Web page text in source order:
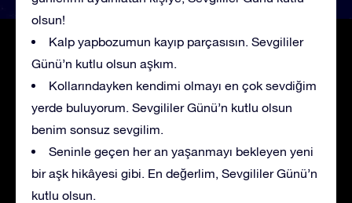
olsun!
Kalp yapbozumun kayıp parçasısın. Sevgililer
Günü’n kutlu olsun aşkım.
Kollarındayken kendimi olmayı en çok sevdiğim
yerde buluyorum. Sevgililer Günü’n kutlu olsun
benim sonsuz sevgilim.
Seninle geçen her an yaşanmayı bekleyen yeni
bir aşk hikâyesi gibi. En değerlim, Sevgililer Günü’n
kutlu olsun.